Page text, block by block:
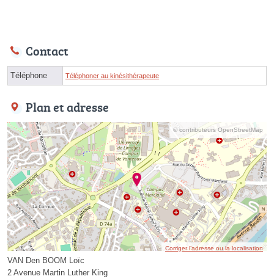
Contact
Téléphone Téléphoner au kinésithérapeute
Plan et adresse
© contributeurs OpenStreetMap
Corriger l’adresse ou la localisation
VAN Den BOOM Loïc
2 Avenue Martin Luther King